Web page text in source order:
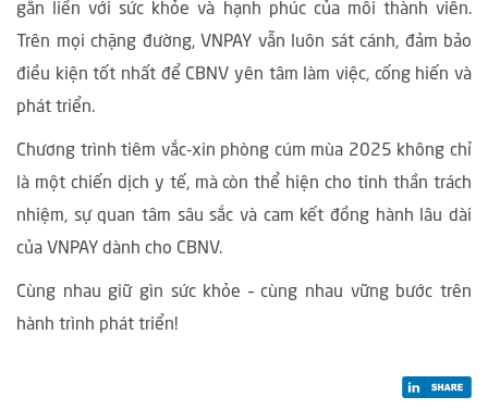
gắn liền với sức khỏe và hạnh phúc của mỗi thành viên.
Trên mọi chặng đường, VNPAY vẫn luôn sát cánh, đảm bảo
điều kiện tốt nhất để CBNV yên tâm làm việc, cống hiến và
phát triển.
Chương trình tiêm vắc-xin phòng cúm mùa 2025 không chỉ
là một chiến dịch y tế, mà còn thể hiện cho tinh thần trách
nhiệm, sự quan tâm sâu sắc và cam kết đồng hành lâu dài
của VNPAY dành cho CBNV.
Cùng nhau giữ gìn sức khỏe – cùng nhau vững bước trên
hành trình phát triển!